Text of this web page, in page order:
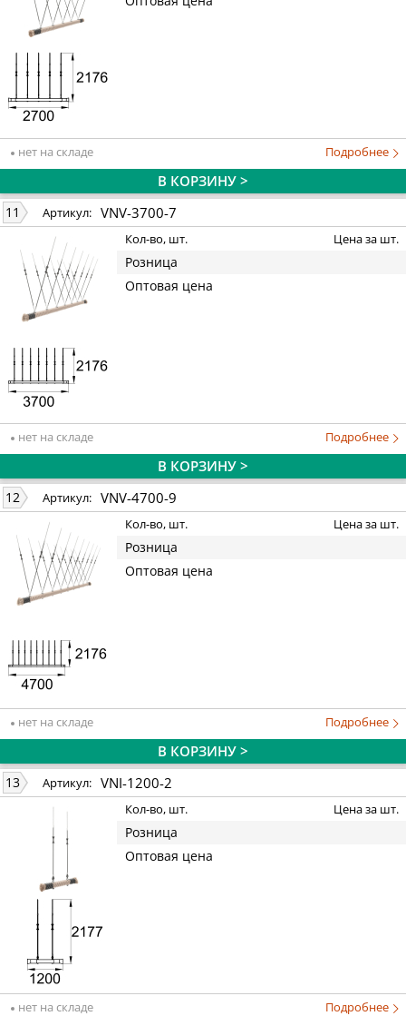
нет на складе Подробнее
В КОРЗИНУ >
11 Артикул: VNV-3700-7
Кол-во, шт. Цена за шт.
Розница
Оптовая цена
нет на складе Подробнее
В КОРЗИНУ >
12 Артикул: VNV-4700-9
Кол-во, шт. Цена за шт.
Розница
Оптовая цена
нет на складе Подробнее
В КОРЗИНУ >
13 Артикул: VNI-1200-2
Кол-во, шт. Цена за шт.
Розница
Оптовая цена
нет на складе Подробнее